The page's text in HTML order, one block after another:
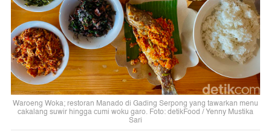
Waroeng Woka; restoran Manado di Gading Serpong yang tawarkan menu
cakalang suwir hingga cumi woku garo. Foto: detikFood / Yenny Mustika
Sari